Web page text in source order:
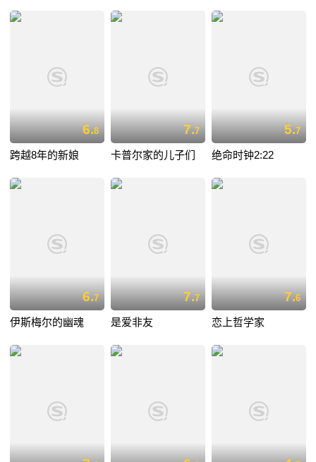
6.8
跨越8年的新娘
7.7
卡普尔家的儿子们
5.7
绝命时钟2:22
6.7
伊斯梅尔的幽魂
7.7
是爱非友
7.6
恋上哲学家